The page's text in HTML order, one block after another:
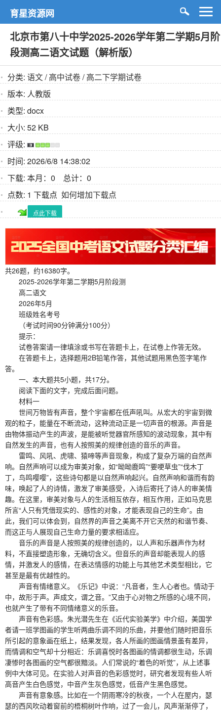
育星资源网
北京市第八十中学2025-2026学年第二学期5月阶
段测高二语文试题（解析版）
分类: 语文/高中试卷/高二下学期试卷
版本: 人教版
类型: docx
大小: 52 KB
评级:
时间: 2026/6/8 14:38:02
下载: 本月：0 总计：0
点数: 1 下载点 如何增加下载点
点此下载
共26题，约16380字。
2025-2026学年第二学期5月阶段测
高二语文
2026年5月
班级姓名考号
（考试时间90分钟满分100分）
提示：
试卷答案请一律填涂或书写在答题卡上，在试卷上作答无效。
在答题卡上，选择题用2B铅笔作答，其他试题用黑色签字笔作
答。
一、本大题共5小题，共17分。
阅读下面的文字，完成后面问题。
材料一
世间万物皆有声音，整个宇宙都在低声吼叫。从宏大的宇宙到微
观的粒子，能量在不断流动，这种流动正是一切声音的根源。声音是
由物体振动产生的声波，是能被听觉器官所感知的波动现象，其中有
自然发生的声音，也有人按照美的规律创造的音乐的声音。
雷鸣、风吼、虎啸、猿啼等声音现象，构成了复杂万端的自然声
响。自然声响可以成为审美对象，如“呦呦鹿鸣”“要哽草虫”“伐木丁
丁，鸟鸣嘤嘤”，这些诗句都是以自然声响起兴。自然声响和谐而有韵
味，唤起了人的诗情，激发了审美感受，入诗后寄托了诗人的审美情
趣。在这里，审美对象与人的生活相互依存，相互作用，正如马克思
所言“人只有凭借现实的、感性的对象，才能表现自己的生命”。由
此，我们可以体会到，自然界的声音之美离不开它天然的和谐节奏、
而这正与人展现自己生命力量的要求相适应。
音乐的声音是人按照美的规律创造的，以人声和乐器声作为材
料，不直接塑造形象，无确切含义。但音乐的声音却能表现人的感
情，并激发人的感情，在表达情感的功能上与其他艺术类型相比，它
甚至是最有优越性的。
声音有情绪意义。《乐记》中说：“凡音者，生人心者也。情动于
中，故形于声。声成文，谓之音。”又由于心对物之所感的心境不同，
也就产生了带有不同情绪意义的乐音。
声音有色彩感。朱光潜先生在《近代实验美学》中介绍，美国学
者请一班学图画的学生听两曲乐调不同的乐曲，并要他们随时把音乐
所引起的意象画在纸上，结果发现，各人所画的图画情景虽有差异，
而情调和空气却十分相近：乐调喜悦时各图画的情调都很生动，乐调
凄惨时各图画的空气都很黯淡。人们常说的“着色的听觉”，从上述事
例中大体可见。在实验人对声音的色彩感觉时，研究者发现有些人听
高音产生白色感觉，中音产生灰色感觉，低音产生黑色感觉。
声音有意象感。比如在一个阴雨寒冷的秋夜，一个人在屋内，瑟
瑟的西风吹动着窗前的梧桐树叶作响，过了一会儿，风声渐渐停了，